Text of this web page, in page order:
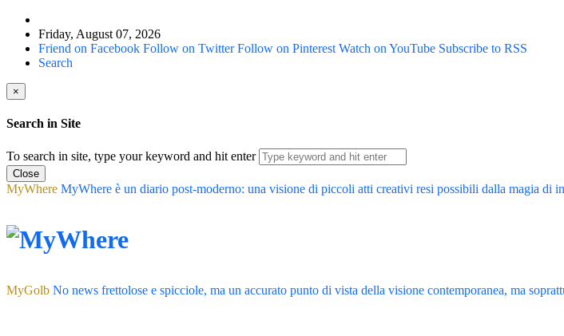
Friday, August 07, 2026
Friend on Facebook Follow on Twitter Follow on Pinterest Watch on YouTube Subscribe to RSS
Search
×
Search in Site
To search in site, type your keyword and hit enter
Close
MyWhere MyWhere è un diario post-moderno: una visione di piccoli atti creativi resi possibili dalla magia di
MyGolb No news frettolose e spicciole, ma un accurato punto di vista della visione contemporanea, ma